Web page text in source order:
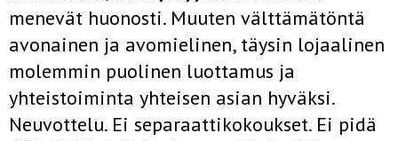
menevät huonosti. Muuten välttämätöntä
avonainen ja avomielinen, täysin lojaalinen
molemmin puolinen luottamus ja
yhteistoiminta yhteisen asian hyväksi.
Neuvottelu. Ei separaattikokoukset. Ei pidä